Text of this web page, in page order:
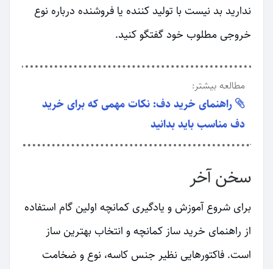
ندارید بد نیست با تولید کننده یا فروشنده درباره نوع
خروجی مطلوب خود گفتگو کنید.
مطالعه بیشتر:
راهنمای خرید دف: نکات مهمی که برای خرید
دف مناسب باید بدانید
سخن آخر
برای شروع آموزش و یادگیری کمانچه اولین گام استفاده
از راهنمای خرید ساز کمانچه و انتخاب بهترین ساز
است. فاکتورهایی نظیر جنس کاسه، نوع و ضخامت